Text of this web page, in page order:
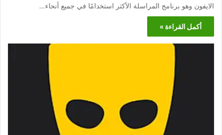
الايفون وهو برنامج المراسلة الأكثر استخدامًا في جميع أنحاء…
أكمل القراءة »